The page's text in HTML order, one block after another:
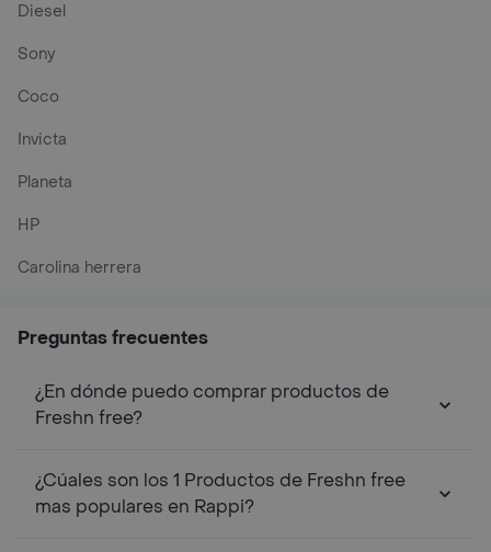
Diesel
Sony
Coco
Invicta
Planeta
HP
Carolina herrera
Preguntas frecuentes
¿En dónde puedo comprar productos de
Freshn free?
¿Cúales son los 1 Productos de Freshn free
mas populares en Rappi?